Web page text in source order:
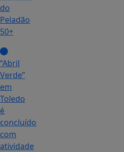
do
Peladão
50+
“Abril
Verde”
em
Toledo
é
concluído
com
atividade